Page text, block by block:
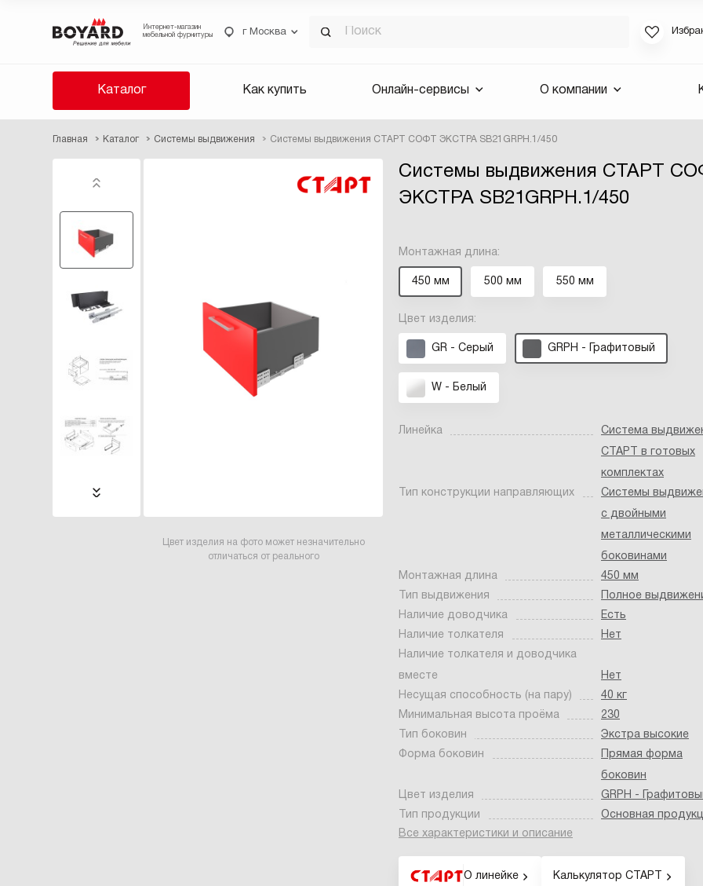
Интернет-магазин
мебельной фурнитуры
г Москва
Каталог Как купить Онлайн-сервисы О компании
Главная Каталог Системы выдвижения Системы выдвижения СТАРТ СОФТ ЭКСТРА SB21GRPH.1/450
Системы выдвижения СТАРТ
ЭКСТРА SB21GRPH.1/450
Цвет изделия на фото может незначительно
отличаться от реального
Монтажная длина:
450 мм 500 мм 550 мм
Цвет изделия:
GR - Серый GRPH - Графитовый
W - Белый
Линейка Система
СТАРТ в готовых
комплектах
Тип конструкции направляющих
Системы
с двойными
металлическими
боковинами
Монтажная длина
450 мм
Тип выдвижения
Полное
Наличие доводчика
Есть
Наличие толкателя
Нет
Наличие толкателя и доводчика
вместе
Нет
Несущая способность (на пару)
40 кг
Минимальная высота проёма
230
Тип боковин
Экстра высокие
Форма боковин
Прямая форма
боковин
Цвет изделия
GRPH -
Тип продукции
Основная
Все характеристики и описание
О линейке Калькулятор СТАРТ
Если вы
для смены
будут
Выслать